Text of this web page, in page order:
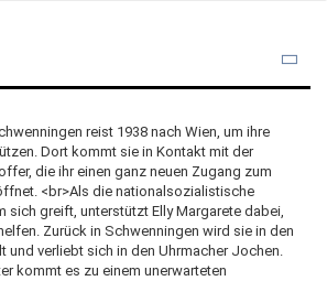
reist 1938 nach Wien, um ihre
Dort kommt sie in Kontakt mit der
die ihr einen ganz neuen Zugang zum
<br>Als die nationalsozialistische
sich greift, unterstützt Elly Margarete dabei,
Zurück in Schwenningen wird sie in den
und verliebt sich in den Uhrmacher Jochen.
kommt es zu einem unerwarteten